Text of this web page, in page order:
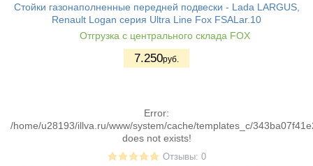
Стойки газонаполненные передней подвески - Lada LARGUS,
Renault Logan серия Ultra Line Fox FSALar.10
Отгрузка с центрального склада FOX
7.250руб.
Error:
/home/u28193/illva.ru/www/system/cache/templates_c/
does not exists!
Отзывы: 0